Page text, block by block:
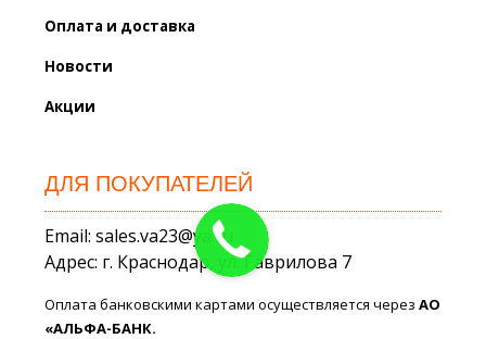
Оплата и доставка
Новости
Акции
ДЛЯ ПОКУПАТЕЛЕЙ
Email: sales.va23@ya.ru
Адрес: г. Краснодар, ул. Гаврилова 7
Оплата банковскими картами осуществляется черезАО
«АЛЬФА-БАНК.